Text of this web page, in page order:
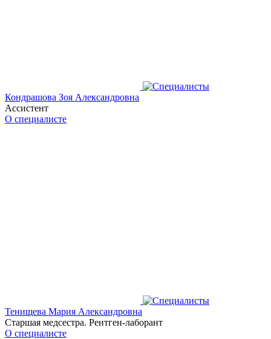
Кондрашова Зоя Александровна
Ассистент
О специалисте
Тенищева Мария Александровна
Старшая медсестра. Рентген-лаборант
О специалисте